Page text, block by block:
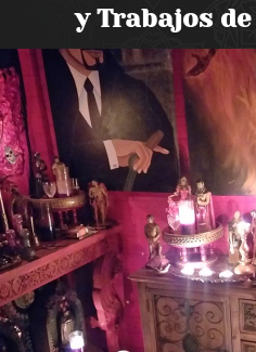
y Trabajos